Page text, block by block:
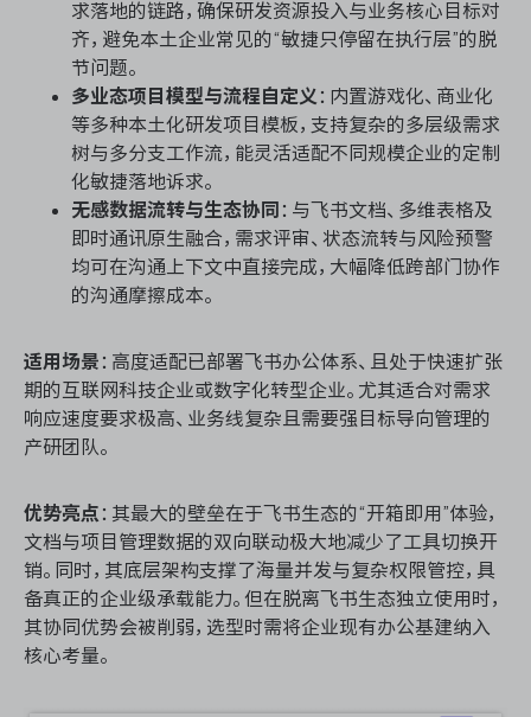
求落地的链路，确保研发资源投入与业务核心目标对
齐，避免本土企业常见的“敏捷只停留在执行层”的脱
节问题。
多业态项目模型与流程自定义 ：内置游戏化、商业化
等多种本土化研发项目模板，支持复杂的多层级需求
树与多分支工作流，能灵活适配不同规模企业的定制
化敏捷落地诉求。
无感数据流转与生态协同 ：与飞书文档、多维表格及
即时通讯原生融合，需求评审、状态流转与风险预警
均可在沟通上下文中直接完成，大幅降低跨部门协作
的沟通摩擦成本。
适用场景 ：高度适配已部署飞书办公体系、且处于快速扩张
期的互联网科技企业或数字化转型企业。尤其适合对需求
响应速度要求极高、业务线复杂且需要强目标导向管理的
产研团队。
优势亮点 ：其最大的壁垒在于飞书生态的“开箱即用”体验，
文档与项目管理数据的双向联动极大地减少了工具切换开
销。同时，其底层架构支撑了海量并发与复杂权限管控，具
备真正的企业级承载能力。但在脱离飞书生态独立使用时，
其协同优势会被削弱，选型时需将企业现有办公基建纳入
核心考量。